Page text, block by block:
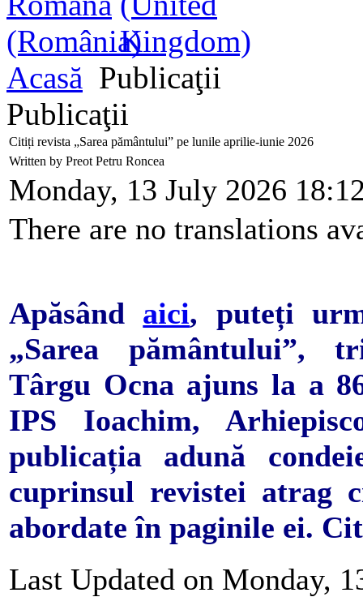
Acasă Publicaţii
Publicaţii
Citiți revista „Sarea pământului” pe lunile aprilie-iunie 2026
Written by Preot Petru Roncea
Monday, 13 July 2026
There are no translations
Apăsând aici, puteți
„Sarea pământului”,
Târgu Ocna ajuns la a
IPS Ioachim,
publicația adună
cuprinsul revistei atrag
abordate în paginile ei.
Last Updated on Monday,